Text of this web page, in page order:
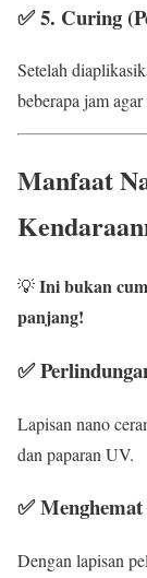
✅5. Curing
Setelah
beberapa jam
Manfaat
💡Ini bukan
panjang!
✅
Lapisan nano
dan paparan UV.
✅
Dengan lapisan